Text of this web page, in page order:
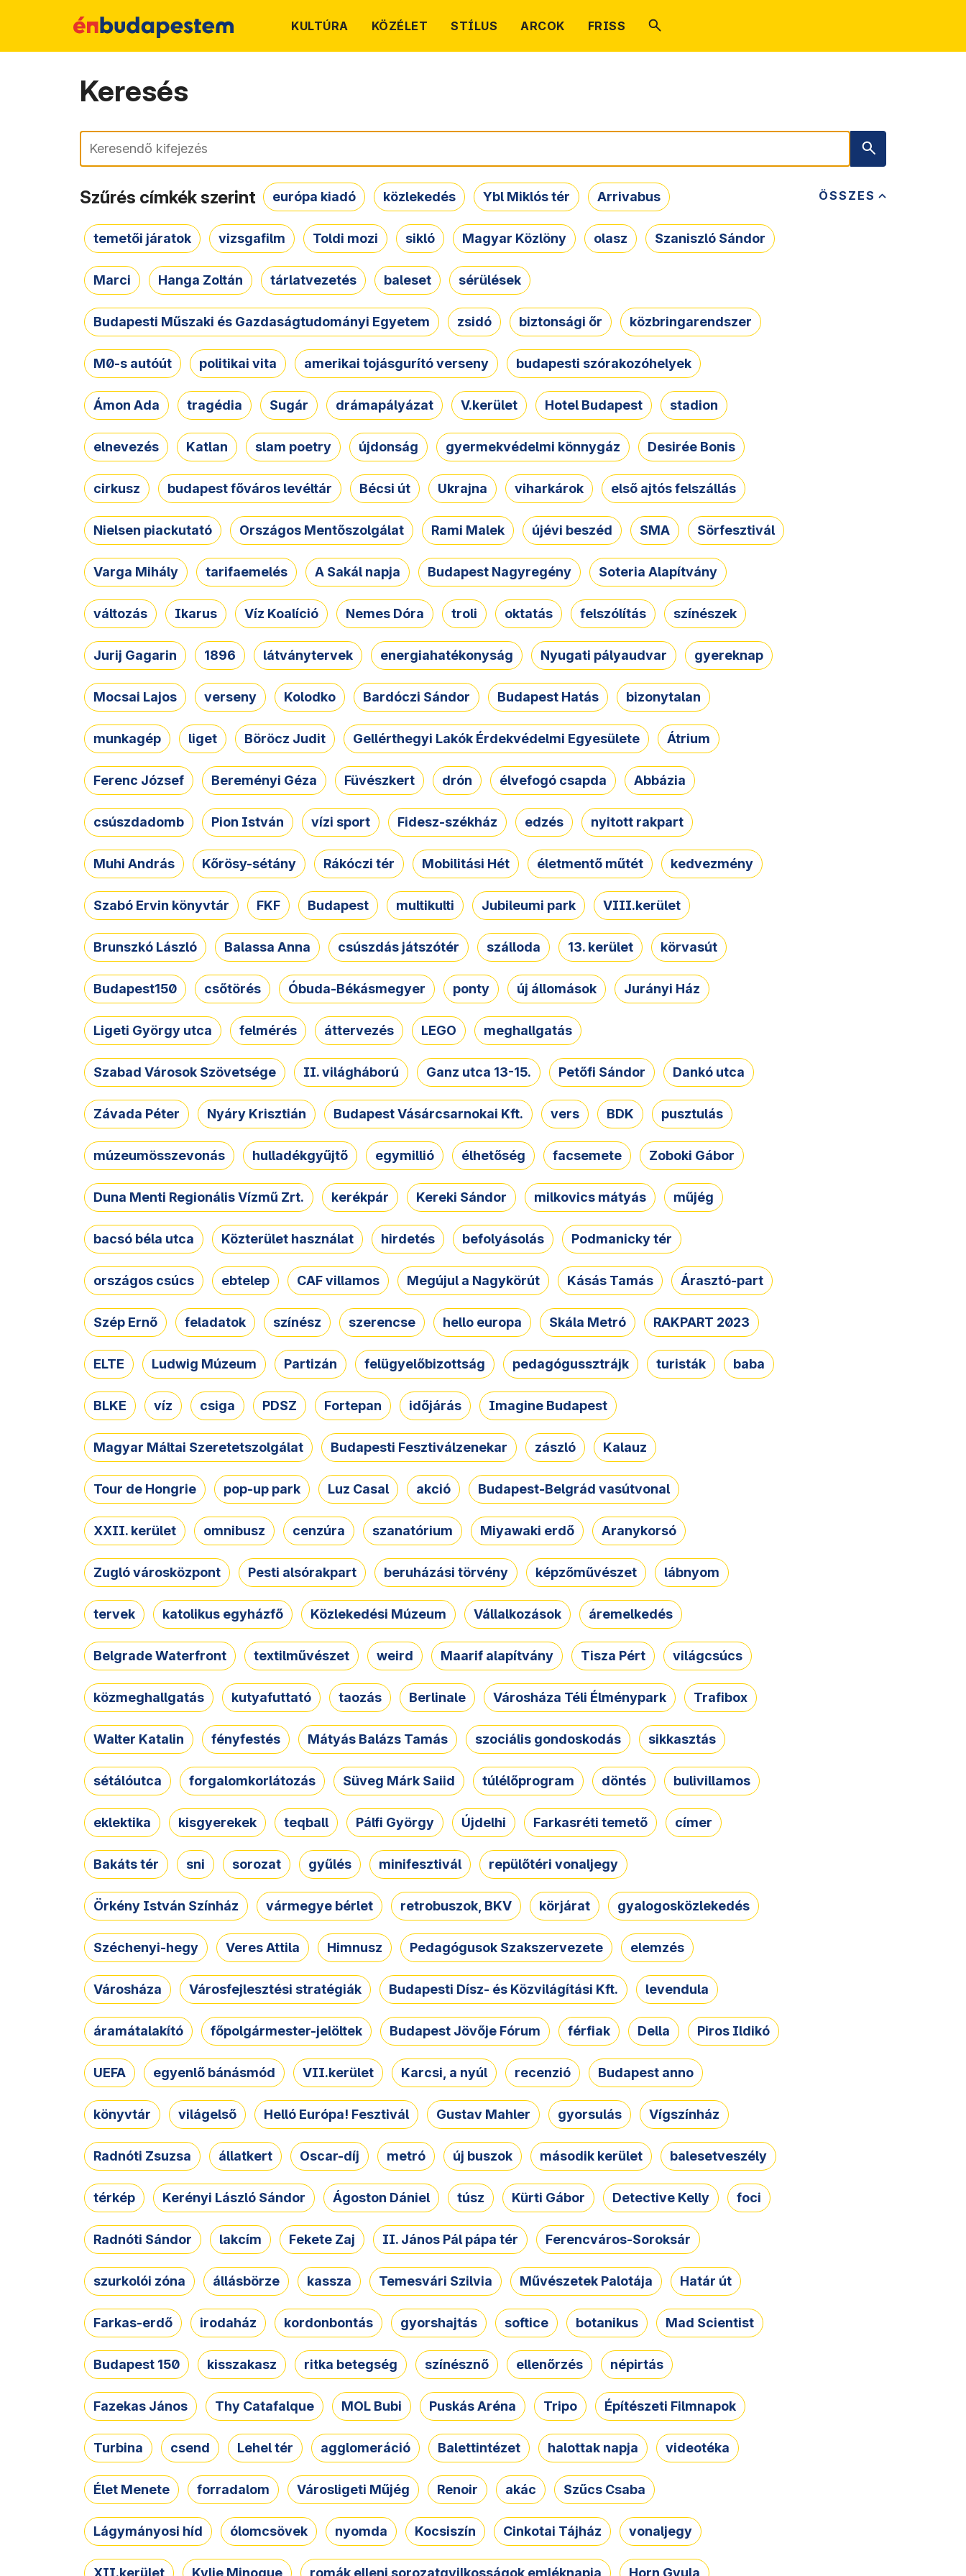
KULTÚRA KÖZÉLET STÍLUS ARCOK FRISS
Keresés
Keresés
ÖSSZES
Szűrés címkék szerint európa kiadó közlekedés Ybl Miklós tér Arrivabus
temetői járatok vizsgafilm Toldi mozi sikló Magyar Közlöny olasz Szaniszló Sándor
Marci Hanga Zoltán tárlatvezetés baleset sérülések
Budapesti Műszaki és Gazdaságtudományi Egyetem zsidó biztonsági őr közbringarendszer
M0-s autóút politikai vita amerikai tojásgurító verseny budapesti szórakozóhelyek
Ámon Ada tragédia Sugár drámapályázat V.kerület Hotel Budapest stadion
elnevezés Katlan slam poetry újdonság gyermekvédelmi könnygáz Desirée Bonis
cirkusz budapest főváros levéltár Bécsi út Ukrajna viharkárok első ajtós felszállás
Nielsen piackutató Országos Mentőszolgálat Rami Malek újévi beszéd SMA Sörfesztivál
Varga Mihály tarifaemelés A Sakál napja Budapest Nagyregény Soteria Alapítvány
változás Ikarus Víz Koalíció Nemes Dóra troli oktatás felszólítás színészek
Jurij Gagarin 1896 látványtervek energiahatékonyság Nyugati pályaudvar gyereknap
Mocsai Lajos verseny Kolodko Bardóczi Sándor Budapest Hatás bizonytalan
munkagép liget Böröcz Judit Gellérthegyi Lakók Érdekvédelmi Egyesülete Átrium
Ferenc József Bereményi Géza Füvészkert drón élvefogó csapda Abbázia
csúszdadomb Pion István vízi sport Fidesz-székház edzés nyitott rakpart
Muhi András Kőrösy-sétány Rákóczi tér Mobilitási Hét életmentő műtét kedvezmény
Szabó Ervin könyvtár FKF Budapest multikulti Jubileumi park VIII.kerület
Brunszkó László Balassa Anna csúszdás játszótér szálloda 13. kerület körvasút
Budapest150 csőtörés Óbuda-Békásmegyer ponty új állomások Jurányi Ház
Ligeti György utca felmérés áttervezés LEGO meghallgatás
Szabad Városok Szövetsége II. világháború Ganz utca 13-15. Petőfi Sándor Dankó utca
Závada Péter Nyáry Krisztián Budapest Vásárcsarnokai Kft. vers BDK pusztulás
múzeumösszevonás hulladékgyűjtő egymillió élhetőség facsemete Zoboki Gábor
Duna Menti Regionális Vízmű Zrt. kerékpár Kereki Sándor milkovics mátyás műjég
bacsó béla utca Közterület használat hirdetés befolyásolás Podmanicky tér
országos csúcs ebtelep CAF villamos Megújul a Nagykörút Kásás Tamás Árasztó-part
Szép Ernő feladatok színész szerencse hello europa Skála Metró RAKPART 2023
ELTE Ludwig Múzeum Partizán felügyelőbizottság pedagógussztrájk turisták baba
BLKE víz csiga PDSZ Fortepan időjárás Imagine Budapest
Magyar Máltai Szeretetszolgálat Budapesti Fesztiválzenekar zászló Kalauz
Tour de Hongrie pop-up park Luz Casal akció Budapest-Belgrád vasútvonal
XXII. kerület omnibusz cenzúra szanatórium Miyawaki erdő Aranykorsó
Zugló városközpont Pesti alsórakpart beruházási törvény képzőművészet lábnyom
tervek katolikus egyházfő Közlekedési Múzeum Vállalkozások áremelkedés
Belgrade Waterfront textilművészet weird Maarif alapítvány Tisza Pért világcsúcs
közmeghallgatás kutyafuttató taozás Berlinale Városháza Téli Élménypark Trafibox
Walter Katalin fényfestés Mátyás Balázs Tamás szociális gondoskodás sikkasztás
sétálóutca forgalomkorlátozás Süveg Márk Saiid túlélőprogram döntés bulivillamos
eklektika kisgyerekek teqball Pálfi György Újdelhi Farkasréti temető címer
Bakáts tér sni sorozat gyűlés minifesztivál repülőtéri vonaljegy
Örkény István Színház vármegye bérlet retrobuszok, BKV körjárat gyalogosközlekedés
Széchenyi-hegy Veres Attila Himnusz Pedagógusok Szakszervezete elemzés
Városháza Városfejlesztési stratégiák Budapesti Dísz- és Közvilágítási Kft. levendula
áramátalakító főpolgármester-jelöltek Budapest Jövője Fórum férfiak Della Piros Ildikó
UEFA egyenlő bánásmód VII.kerület Karcsi, a nyúl recenzió Budapest anno
könyvtár világelső Helló Európa! Fesztivál Gustav Mahler gyorsulás Vígszínház
Radnóti Zsuzsa állatkert Oscar-díj metró új buszok második kerület balesetveszély
térkép Kerényi László Sándor Ágoston Dániel túsz Kürti Gábor Detective Kelly foci
Radnóti Sándor lakcím Fekete Zaj II. János Pál pápa tér Ferencváros-Soroksár
szurkolói zóna állásbörze kassza Temesvári Szilvia Művészetek Palotája Határ út
Farkas-erdő irodaház kordonbontás gyorshajtás softice botanikus Mad Scientist
Budapest 150 kisszakasz ritka betegség színésznő ellenőrzés népirtás
Fazekas János Thy Catafalque MOL Bubi Puskás Aréna Tripo Építészeti Filmnapok
Turbina csend Lehel tér agglomeráció Balettintézet halottak napja videotéka
Élet Menete forradalom Városligeti Műjég Renoir akác Szűcs Csaba
Lágymányosi híd ólomcsövek nyomda Kocsiszín Cinkotai Tájház vonaljegy
XII.kerület Kylie Minogue romák elleni sorozatgyilkosságok emléknapja Horn Gyula